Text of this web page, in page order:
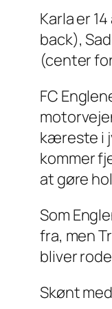
Karla er
back),
(center
FC
kæreste i
kommer
at gøre
Som
fra, men
bliver
Skønt